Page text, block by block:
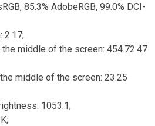
85.3% AdobeRGB, 99.0% DCI-
2.17;
middle of the screen: 454.72.47
middle of the screen: 23.25
1053:1;